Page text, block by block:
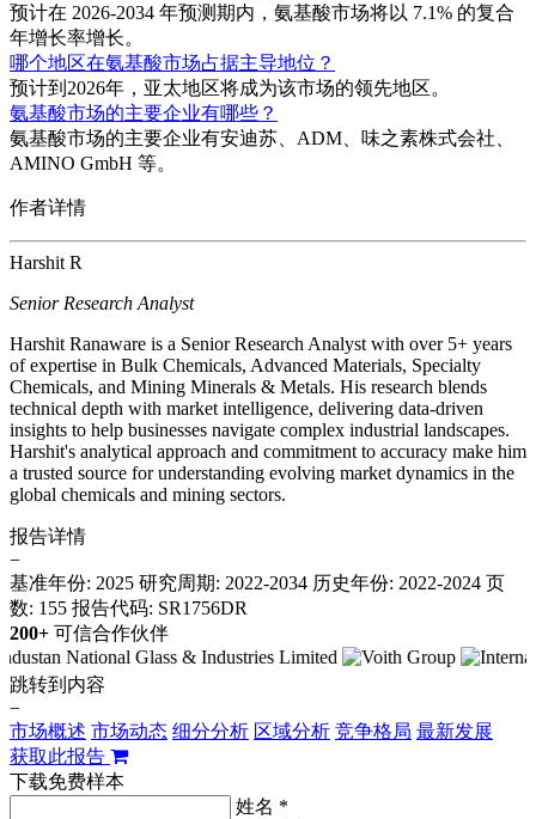
预计在 2026-2034 年预测期内，氨基酸市场将以 7.1% 的复合
年增长率增长。
哪个地区在氨基酸市场占据主导地位？
预计到2026年，亚太地区将成为该市场的领先地区。
氨基酸市场的主要企业有哪些？
氨基酸市场的主要企业有安迪苏、ADM、味之素株式会社、
AMINO GmbH 等。
作者详情
Harshit R
Senior Research Analyst
Harshit Ranaware is a Senior Research Analyst with over 5+ years
of expertise in Bulk Chemicals, Advanced Materials, Specialty
Chemicals, and Mining Minerals & Metals. His research blends
technical depth with market intelligence, delivering data-driven
insights to help businesses navigate complex industrial landscapes.
Harshit's analytical approach and commitment to accuracy make him
a trusted source for understanding evolving market dynamics in the
global chemicals and mining sectors.
报告详情
−
基准年份: 2025 研究周期: 2022-2034 历史年份: 2022-2024 页
数: 155 报告代码: SR1756DR
200+ 可信合作伙伴
跳转到内容
−
市场概述 市场动态 细分分析 区域分析 竞争格局 最新发展
获取此报告
下载免费样本
姓名 *